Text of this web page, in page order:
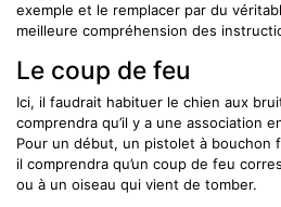
exemple et le remplacer par du
meilleure compréhension des
Le coup de feu
Ici, il faudrait habituer le chien aux
comprendra qu’il y a une association
Pour un début, un pistolet à bouchon
il comprendra qu’un coup de feu
ou à un oiseau qui vient de tomber.